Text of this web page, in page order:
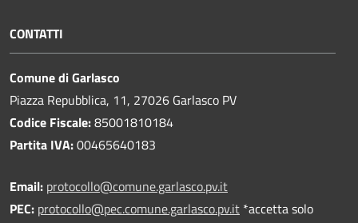
CONTATTI
Comune di Garlasco
Piazza Repubblica, 11, 27026 Garlasco PV
Codice Fiscale:85001810184
Partita IVA:00465640183
Email: protocollo@comune.garlasco.pv.it
PEC: protocollo@pec.comune.garlasco.pv.it *accetta solo